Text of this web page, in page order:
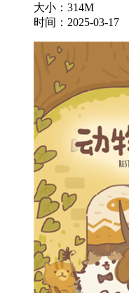
大小：314M
时间：2025-03-17